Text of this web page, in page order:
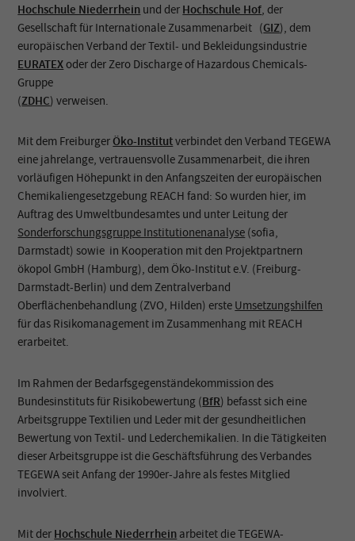
Hochschule Niederrhein und der Hochschule Hof, der
Gesellschaft für Internationale Zusammenarbeit (GIZ), dem
europäischen Verband der Textil- und Bekleidungsindustrie
EURATEXoder der Zero Discharge of Hazardous Chemicals-
Gruppe
(ZDHC) verweisen.
Mit dem Freiburger Öko-Institutverbindet den Verband TEGEWA
eine jahrelange, vertrauensvolle Zusammenarbeit, die ihren
vorläufigen Höhepunkt in den Anfangszeiten der europäischen
Chemikaliengesetzgebung REACH fand: So wurden hier, im
Auftrag des Umweltbundesamtes und unter Leitung der
Sonderforschungsgruppe Institutionenanalyse (sofia,
Darmstadt) sowie in Kooperation mit den Projektpartnern
ökopol GmbH (Hamburg), dem Öko-Institut e.V. (Freiburg-
Darmstadt-Berlin) und dem Zentralverband
Oberflächenbehandlung (ZVO, Hilden) erste Umsetzungshilfen
für das Risikomanagement im Zusammenhang mit REACH
erarbeitet.
Im Rahmen der Bedarfsgegenständekommission des
Bundesinstituts für Risikobewertung (BfR) befasst sich eine
Arbeitsgruppe Textilien und Leder mit der gesundheitlichen
Bewertung von Textil- und Lederchemikalien. In die Tätigkeiten
dieser Arbeitsgruppe ist die Geschäftsführung des Verbandes
TEGEWA seit Anfang der 1990er-Jahre als festes Mitglied
involviert.
Mit der Hochschule Niederrhein arbeitet die TEGEWA-